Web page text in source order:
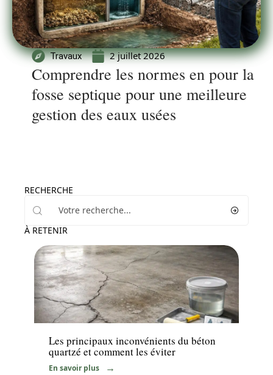
Travaux 2 juillet 2026
Comprendre les normes en pour la
fosse septique pour une meilleure
gestion des eaux usées
RECHERCHE
À RETENIR
Travaux
Les principaux inconvénients du béton
quartzé et comment les éviter
En savoir plus